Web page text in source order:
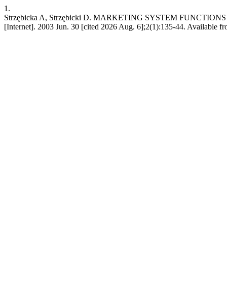
1.
Strzębicka A, Strzębicki D. MARKETING SYSTEM
[Internet]. 2003 Jun. 30 [cited 2026 Aug. 6];2(1):135-44. Available